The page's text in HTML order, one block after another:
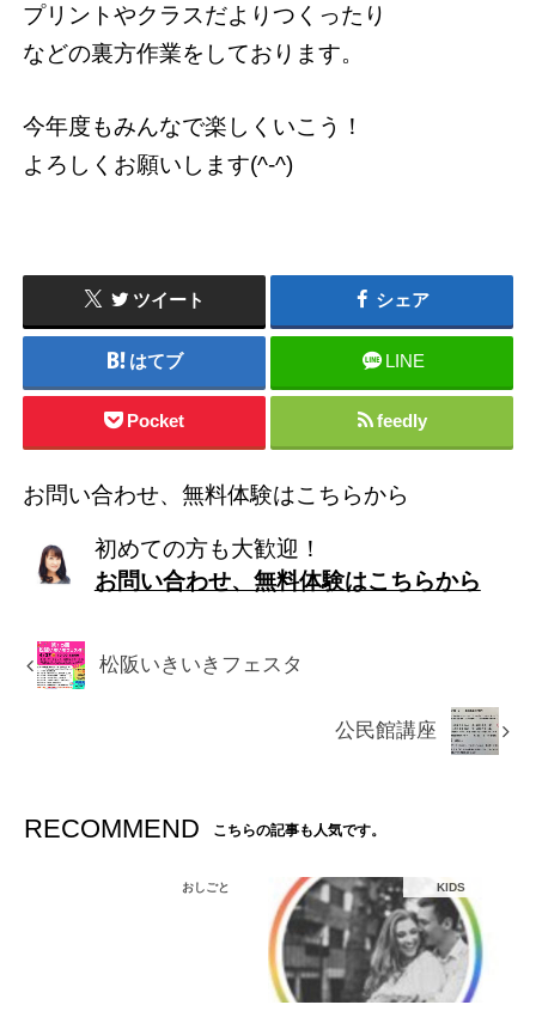
プリントやクラスだよりつくったり
などの裏方作業をしております。
今年度もみんなで楽しくいこう！
よろしくお願いします(^-^)
ツイート シェア
はてブ LINE
Pocket feedly
お問い合わせ、無料体験はこちらから
初めての方も大歓迎！
お問い合わせ、無料体験はこちらから
松阪いきいきフェスタ
公民館講座
RECOMMEND こちらの記事も人気です。
おしごと KIDS